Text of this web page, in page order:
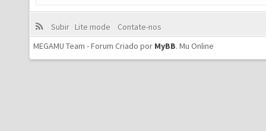
Subir Lite mode
Contate-nos
MEGAMU Team - Forum Criado por MyBB. Mu Online